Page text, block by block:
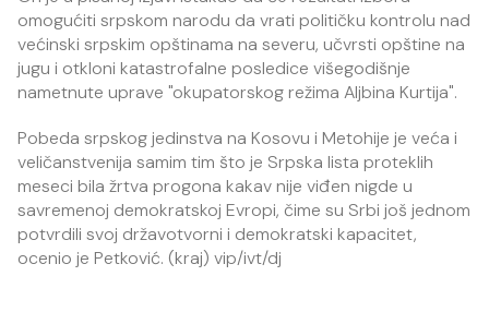
omogućiti srpskom narodu da vrati političku kontrolu nad
većinski srpskim opštinama na severu, učvrsti opštine na
jugu i otkloni katastrofalne posledice višegodišnje
nametnute uprave "okupatorskog režima Aljbina Kurtija".
Pobeda srpskog jedinstva na Kosovu i Metohije je veća i
veličanstvenija samim tim što je Srpska lista proteklih
meseci bila žrtva progona kakav nije viđen nigde u
savremenoj demokratskoj Evropi, čime su Srbi još jednom
potvrdili svoj državotvorni i demokratski kapacitet,
ocenio je Petković. (kraj) vip/ivt/dj